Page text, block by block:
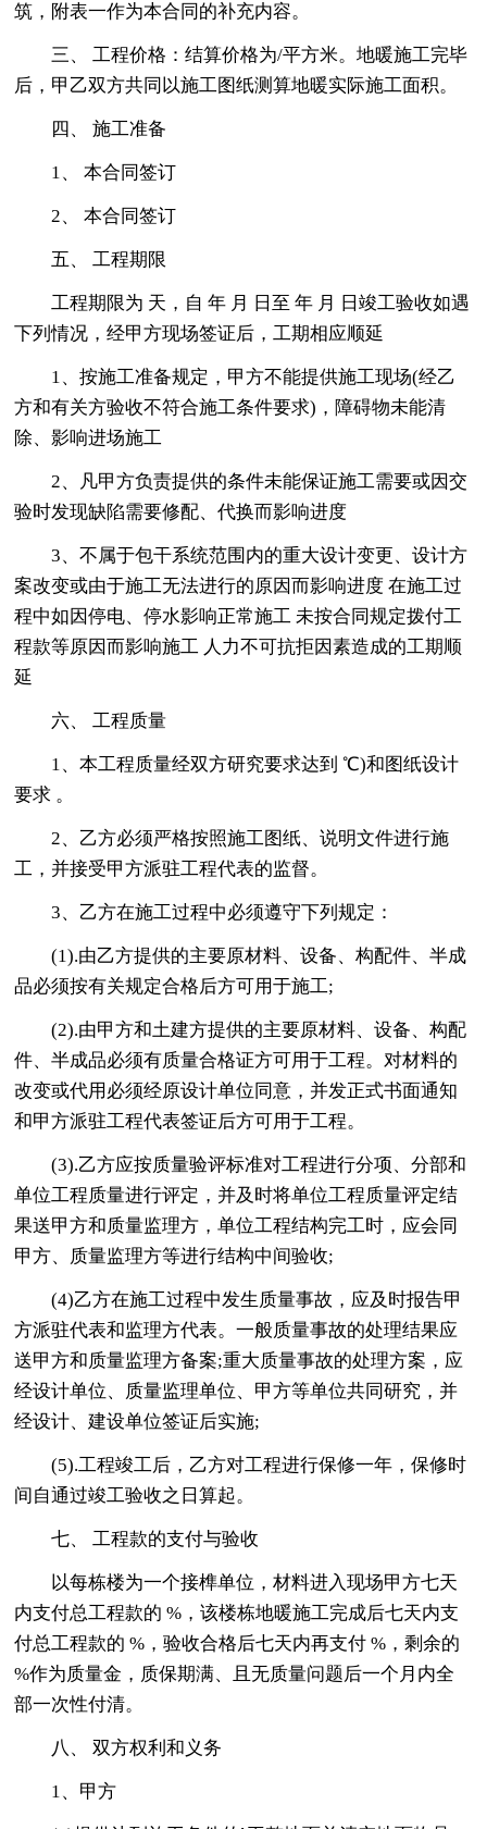
筑，附表一作为本合同的补充内容。
三、 工程价格：结算价格为/平方米。地暖施工完毕
后，甲乙双方共同以施工图纸测算地暖实际施工面积。
四、 施工准备
1、 本合同签订
2、 本合同签订
五、 工程期限
工程期限为 天，自 年 月 日至 年 月 日竣工验收如遇
下列情况，经甲方现场签证后，工期相应顺延
1、按施工准备规定，甲方不能提供施工现场(经乙
方和有关方验收不符合施工条件要求)，障碍物未能清
除、影响进场施工
2、凡甲方负责提供的条件未能保证施工需要或因交
验时发现缺陷需要修配、代换而影响进度
3、不属于包干系统范围内的重大设计变更、设计方
案改变或由于施工无法进行的原因而影响进度 在施工过
程中如因停电、停水影响正常施工 未按合同规定拨付工
程款等原因而影响施工 人力不可抗拒因素造成的工期顺
延
六、 工程质量
1、本工程质量经双方研究要求达到 ℃)和图纸设计
要求 。
2、乙方必须严格按照施工图纸、说明文件进行施
工，并接受甲方派驻工程代表的监督。
3、乙方在施工过程中必须遵守下列规定：
(1).由乙方提供的主要原材料、设备、构配件、半成
品必须按有关规定合格后方可用于施工;
(2).由甲方和土建方提供的主要原材料、设备、构配
件、半成品必须有质量合格证方可用于工程。对材料的
改变或代用必须经原设计单位同意，并发正式书面通知
和甲方派驻工程代表签证后方可用于工程。
(3).乙方应按质量验评标准对工程进行分项、分部和
单位工程质量进行评定，并及时将单位工程质量评定结
果送甲方和质量监理方，单位工程结构完工时，应会同
甲方、质量监理方等进行结构中间验收;
(4)乙方在施工过程中发生质量事故，应及时报告甲
方派驻代表和监理方代表。一般质量事故的处理结果应
送甲方和质量监理方备案;重大质量事故的处理方案，应
经设计单位、质量监理单位、甲方等单位共同研究，并
经设计、建设单位签证后实施;
(5).工程竣工后，乙方对工程进行保修一年，保修时
间自通过竣工验收之日算起。
七、 工程款的支付与验收
以每栋楼为一个接榫单位，材料进入现场甲方七天
内支付总工程款的 %，该楼栋地暖施工完成后七天内支
付总工程款的 %，验收合格后七天内再支付 %，剩余的
%作为质量金，质保期满、且无质量问题后一个月内全
部一次性付清。
八、 双方权利和义务
1、甲方